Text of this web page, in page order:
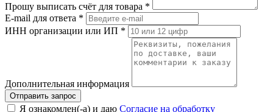
Прошу выписать счёт для товара *
E-mail для ответа *
ИНН организации или ИП *
Дополнительная информация
Я ознакомлен(-а) и даю Согласие на обработку